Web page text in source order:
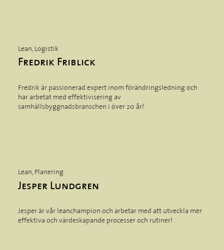
Fredrik är passionerad expert inom förändringsledning och
har arbetat med effektivisering av
samhällsbyggnadsbranschen i över 20 år!
Fredrik Friblick
Lean, Logistik
Jesper är vår leanchampion och arbetar med att utveckla mer
effektiva och värdeskapande processer och rutiner!
Jesper Lundgren
Lean, Planering